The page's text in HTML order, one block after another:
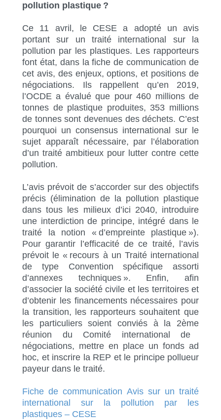
pollution plastique ?
Ce 11 avril, le CESE a adopté un avis
portant sur un traité international sur la
pollution par les plastiques. Les rapporteurs
font état, dans la fiche de communication de
cet avis, des enjeux, options, et positions de
négociations. Ils rappellent qu’en 2019,
l’OCDE a évalué que pour 460 millions de
tonnes de plastique produites, 353 millions
de tonnes sont devenues des déchets. C’est
pourquoi un consensus international sur le
sujet apparaît nécessaire, par l’élaboration
d’un traité ambitieux pour lutter contre cette
pollution.
L’avis prévoit de s’accorder sur des objectifs
précis (élimination de la pollution plastique
dans tous les milieux d’ici 2040, introduire
une interdiction de principe, intégré dans le
traité la notion « d’empreinte plastique »).
Pour garantir l’efficacité de ce traité, l’avis
prévoit le « recours à un Traité international
de type Convention spécifique assorti
d’annexes techniques ». Enfin, afin
d’associer la société civile et les territoires et
d’obtenir les financements nécessaires pour
la transition, les rapporteurs souhaitent que
les particuliers soient conviés à la 2ème
réunion du Comité international de
négociations, mettre en place un fonds ad
hoc, et inscrire la REP et le principe pollueur
payeur dans le traité.
Fiche de communication Avis sur un traité
international sur la pollution par les
plastiques – CESE